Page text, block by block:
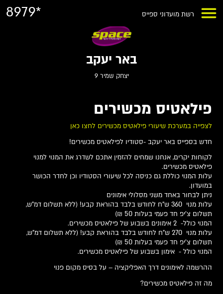
רשת מועדוני ספייס 8979*
באר יעקב
יצחק שמיר 9
פילאטיס מכשירים
לצפייה במערכת שיעורי פילאטיס מכשירים לחצו כאן
חדש בספייס באר יעקב -סטודיו לפילאטיס מכשירים!
לקוחות יקרים, אנחנו שמחים להזמין אתכם לשדרג את המנוי למנוי
פילאטיס מכשירים.
עלות המנוי כוללת גם כניסה לכל שיעורי הסטודיו וכן לחדר הכושר
במועדון.
ניתן לבחור באחד משני מסלולי אימונים
עלות מנוי 360 ש"ח לחודש בלבד בהוראת קבע! (ללא תשלום דמ"ש,
תשלום צ'יפ חד פעמי בעלות 50 ₪)
המנוי כולל- 2 אימונים בשבוע של פילאטיס מכשירים.
עלות מנוי 270 ש"ח לחודש בלבד בהוראת קבע! (ללא תשלום דמ"ש,
תשלום צ'יפ חד פעמי בעלות 50 ₪)
המנוי כולל - אימון בשבוע של פילאטיס מכשירים.
ההרשמה לאימונים דרך האפליקציה – על בסיס מקום פנוי
מה זה פילאטיס מכשירים?